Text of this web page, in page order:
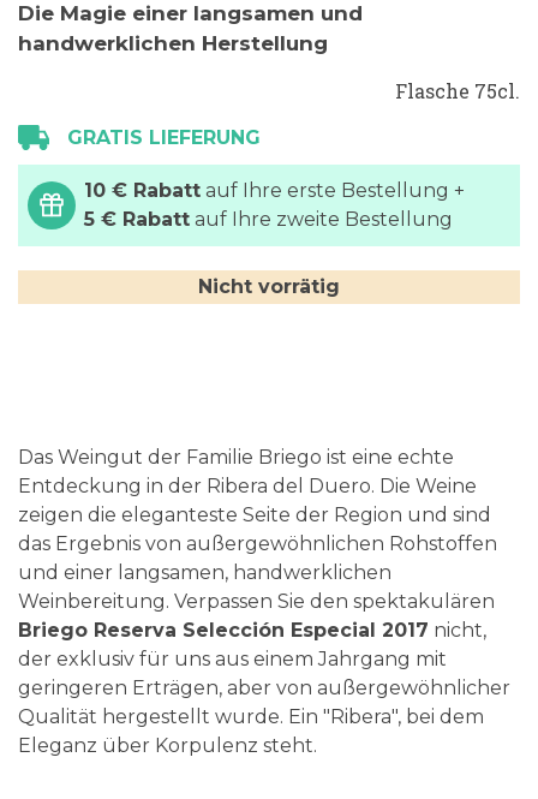
Anfang
der
Die Magie einer langsamen und
handwerklichen Herstellung
Flasche 75cl.
GRATIS LIEFERUNG
10 € Rabatt auf Ihre erste Bestellung +
5 € Rabatt auf Ihre zweite Bestellung
Nicht vorrätig
Das Weingut der Familie Briego ist eine echte
Entdeckung in der Ribera del Duero. Die Weine
zeigen die eleganteste Seite der Region und sind
das Ergebnis von außergewöhnlichen Rohstoffen
und einer langsamen, handwerklichen
Weinbereitung. Verpassen Sie den spektakulären
Briego Reserva Selección Especial 2017 nicht,
der exklusiv für uns aus einem Jahrgang mit
geringeren Erträgen, aber von außergewöhnlicher
Qualität hergestellt wurde. Ein "Ribera", bei dem
Eleganz über Korpulenz steht.